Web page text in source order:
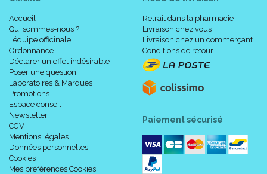
Accueil
Qui sommes-nous ?
L’équipe officinale
Ordonnance
Déclarer un effet indésirable
Poser une question
Laboratoires & Marques
Promotions
Espace conseil
Newsletter
CGV
Mentions légales
Données personnelles
Cookies
Mes préférences Cookies
Retrait dans la pharmacie
Livraison chez vous
Livraison chez un commerçant
Conditions de retour
Paiement sécurisé